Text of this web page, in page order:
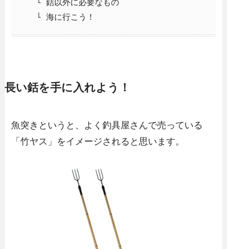
銛以外に必要なもの
海に行こう！
長い銛を手に入れよう！
魚突きというと、よく釣具屋さんで売っている
「竹ヤス」をイメージされると思います。